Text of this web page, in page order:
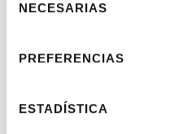
NECESARIAS
PREFERENCIAS
ESTADÍSTICA
Las cookies de sesión son
Cookies persistentes
Estas cookies quedan
tiempo más largo, facilitando así